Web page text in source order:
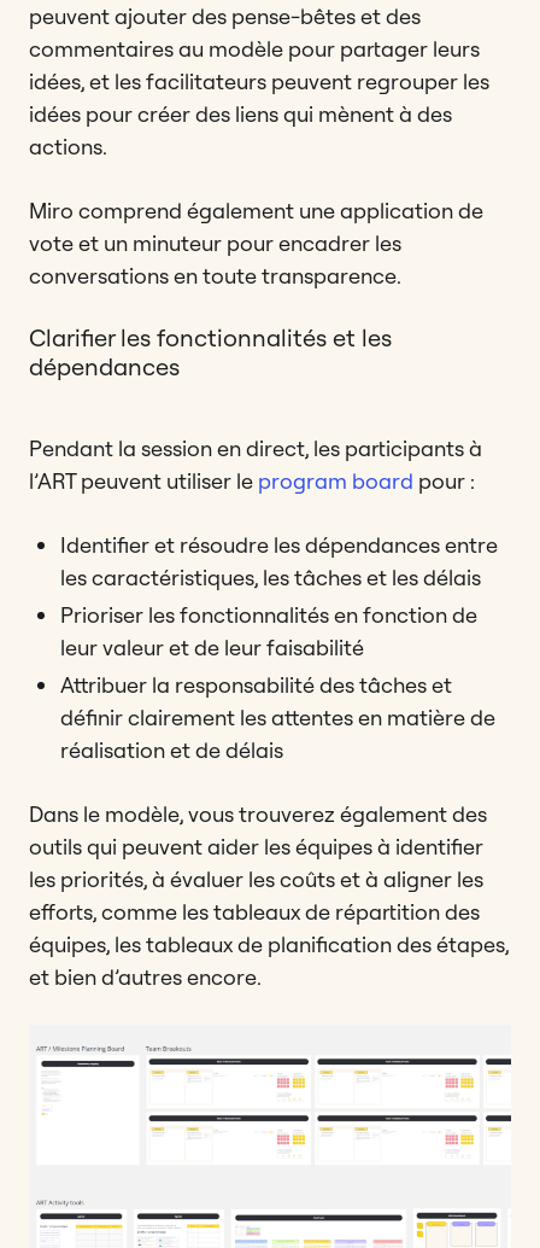
peuvent ajouter des pense-bêtes et des
commentaires au modèle pour partager leurs
idées, et les facilitateurs peuvent regrouper les
idées pour créer des liens qui mènent à des
actions.
Miro comprend également une application de
vote et un minuteur pour encadrer les
conversations en toute transparence.
Clarifier les fonctionnalités et les
dépendances
Pendant la session en direct, les participants à
l’ART peuvent utiliser le program board pour :
Identifier et résoudre les dépendances entre
les caractéristiques, les tâches et les délais
Prioriser les fonctionnalités en fonction de
leur valeur et de leur faisabilité
Attribuer la responsabilité des tâches et
définir clairement les attentes en matière de
réalisation et de délais
Dans le modèle, vous trouverez également des
outils qui peuvent aider les équipes à identifier
les priorités, à évaluer les coûts et à aligner les
efforts, comme les tableaux de répartition des
équipes, les tableaux de planification des étapes,
et bien d’autres encore.